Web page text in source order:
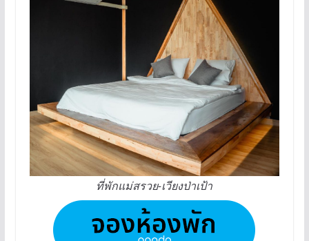
ที่พักแม่สรวย-เวียงป่าเป้า